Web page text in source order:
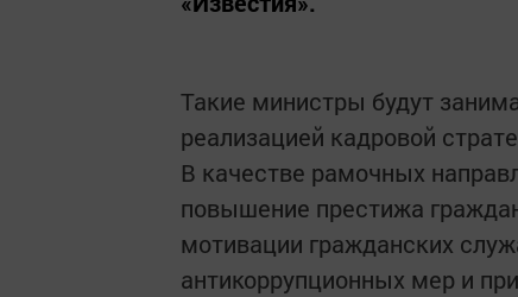
Такие министры будут
реализацией кадровой
В качестве рамочных
повышение престижа
мотивации гражданских
антикоррупционных мер и